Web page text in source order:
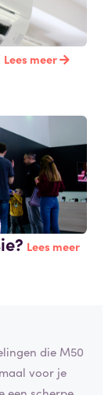
Lees meer
Lees meer
die M50
voor je